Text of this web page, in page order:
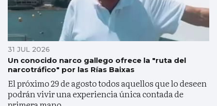
31 JUL 2026
Un conocido narco gallego ofrece la "ruta del
narcotráfico" por las Rías Baixas
El próximo 29 de agosto todos aquellos que lo deseen
podrán vivir una experiencia única contada de